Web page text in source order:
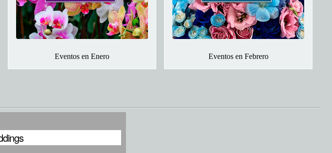
Eventos en Enero Eventos en Febrero